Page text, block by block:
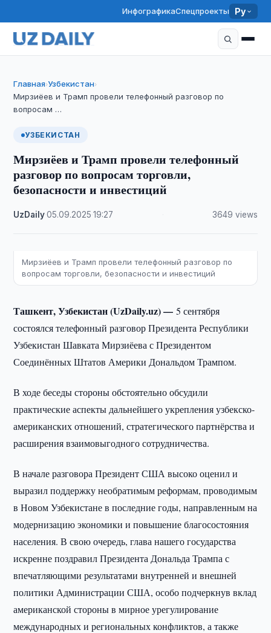
ИнфографикаСпецпроекты Ру
Главная›Узбекистан›
Мирзиёев и Трамп провели телефонный разговор по
вопросам …
УЗБЕКИСТАН
Мирзиёев и Трамп провели телефонный
разговор по вопросам торговли,
безопасности и инвестиций
UzDaily·05.09.2025 ·19:27 3649 views
Мирзиёев и Трамп провели телефонный разговор по
вопросам торговли, безопасности и инвестиций
Ташкент, Узбекистан (UzDaily.uz) —5 сентября
состоялся телефонный разговор Президента Республики
Узбекистан Шавката Мирзиёева с Президентом
Соединённых Штатов Америки Дональдом Трампом.
В ходе беседы стороны обстоятельно обсудили
практические аспекты дальнейшего укрепления узбекско-
американских отношений, стратегического партнёрства и
расширения взаимовыгодного сотрудничества.
В начале разговора Президент США высоко оценил и
выразил поддержку необратимым реформам, проводимым
в Новом Узбекистане в последние годы, направленным на
модернизацию экономики и повышение благосостояния
населения. В свою очередь, глава нашего государства
искренне поздравил Президента Дональда Трампа с
впечатляющими результатами внутренней и внешней
политики Администрации США, особо подчеркнув вклад
американской стороны в мирное урегулирование
международных и региональных конфликтов, а также